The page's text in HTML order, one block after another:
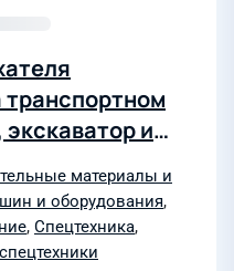
и
работы 3
Место
материалы и
и оборудования,
, Спецтехника,